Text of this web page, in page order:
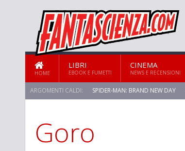
HOME
LIBRI
EBOOK E FUMETTI
CINEMA
NEWS E RECENSIONI
ARGOMENTI CALDI: SPIDER-MAN: BRAND NEW DAY
STAR TREK: STRANGE NEW WORLDS
Goro